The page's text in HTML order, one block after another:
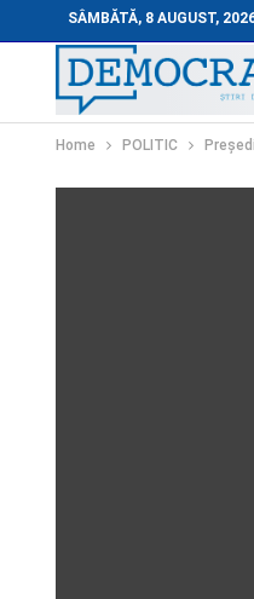
SÂMBĂTĂ, 8 AUGUST,
Home POLITIC